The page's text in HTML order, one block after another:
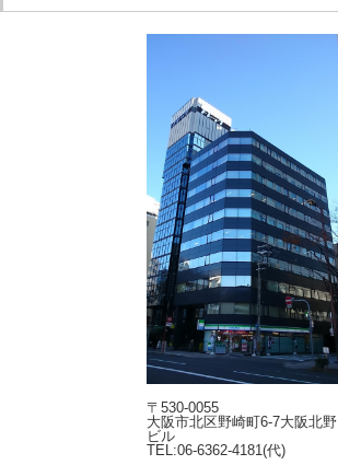
〒530-0055
大阪市北区野崎町6-7大阪北野
ビル
TEL:06-6362-4181(代)